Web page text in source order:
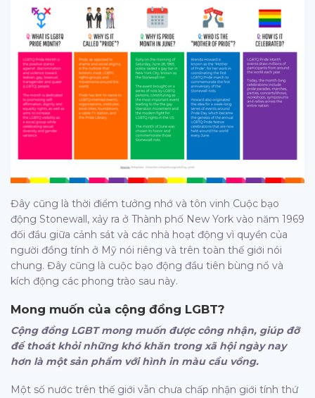
Đây cũng là thời điểm tưởng nhớ và tôn vinh Cuộc bạo
động Stonewall, xảy ra ở Thành phố New York vào năm 1969
đối đầu giữa cảnh sát và các nhà hoạt động vì quyền của
người đồng tính ở Mỹ nói riêng và trên toàn thế giới nói
chung. Đây cũng là cuộc bạo động đầu tiên bùng nổ và
kích động các phong trào sau này.
Mong muốn của cộng đồng LGBT?
Cộng đồng LGBT mong muốn được công nhận, giúp đỡ
để thoát khỏi những khó khăn trong xã hội ngày nay
hơn là một sản phẩm với hình in màu cầu vồng.
Một số nước trên thế giới vẫn chưa chấp nhận giới tính thứ